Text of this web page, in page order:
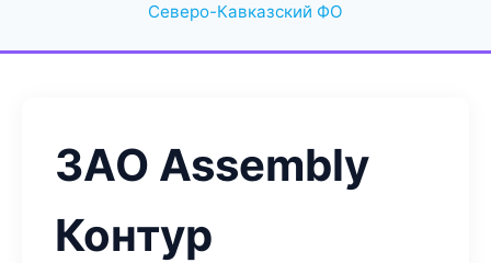
Северо-Кавказский ФО
ЗАО Assembly
Контур